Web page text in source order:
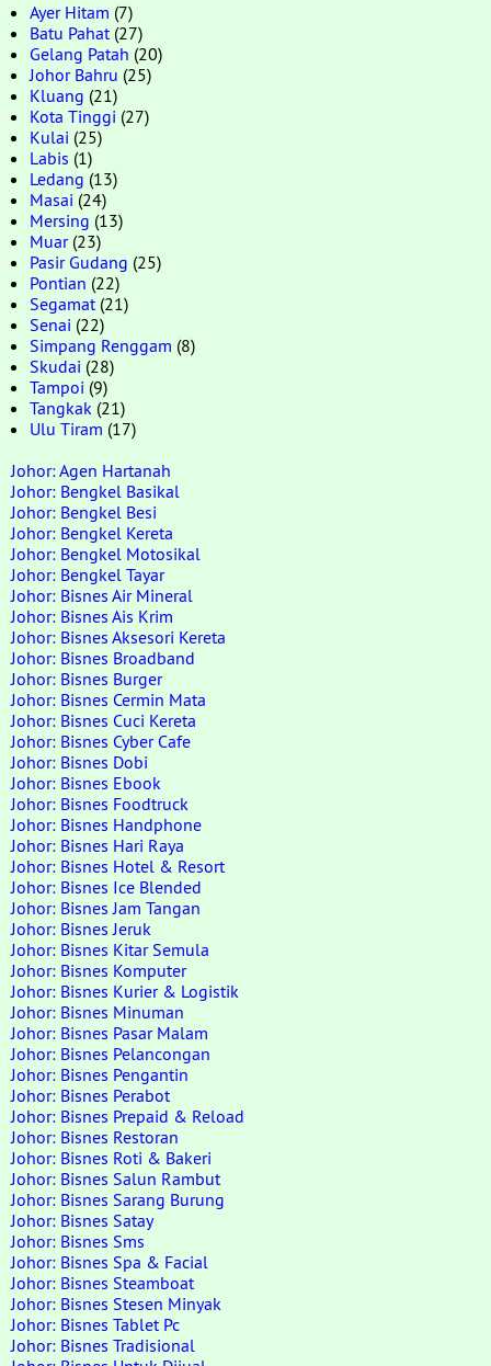
Ayer Hitam (7)
Batu Pahat(27)
Gelang Patah (20)
Johor Bahru (25)
Kluang (21)
Kota Tinggi (27)
Kulai (25)
Labis (1)
Ledang (13)
Masai (24)
Mersing (13)
Muar(23)
Pasir Gudang (25)
Pontian (22)
Segamat(21)
Senai (22)
Simpang Renggam (8)
Skudai (28)
Tampoi (9)
Tangkak (21)
Ulu Tiram (17)
Johor: Agen Hartanah
Johor: Bengkel Basikal
Johor: Bengkel Besi
Johor: Bengkel Kereta
Johor: Bengkel Motosikal
Johor: Bengkel Tayar
Johor: Bisnes Air Mineral
Johor: Bisnes Ais Krim
Johor: Bisnes Aksesori Kereta
Johor: Bisnes Broadband
Johor: Bisnes Burger
Johor: Bisnes Cermin Mata
Johor: Bisnes Cuci Kereta
Johor: Bisnes Cyber Cafe
Johor: Bisnes Dobi
Johor: Bisnes Ebook
Johor: Bisnes Foodtruck
Johor: Bisnes Handphone
Johor: Bisnes Hari Raya
Johor: Bisnes Hotel & Resort
Johor: Bisnes Ice Blended
Johor: Bisnes Jam Tangan
Johor: Bisnes Jeruk
Johor: Bisnes Kitar Semula
Johor: Bisnes Komputer
Johor: Bisnes Kurier & Logistik
Johor: Bisnes Minuman
Johor: Bisnes Pasar Malam
Johor: Bisnes Pelancongan
Johor: Bisnes Pengantin
Johor: Bisnes Perabot
Johor: Bisnes Prepaid & Reload
Johor: Bisnes Restoran
Johor: Bisnes Roti & Bakeri
Johor: Bisnes Salun Rambut
Johor: Bisnes Sarang Burung
Johor: Bisnes Satay
Johor: Bisnes Sms
Johor: Bisnes Spa & Facial
Johor: Bisnes Steamboat
Johor: Bisnes Stesen Minyak
Johor: Bisnes Tablet Pc
Johor: Bisnes Tradisional